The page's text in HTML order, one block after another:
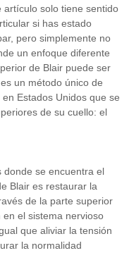
artículo solo tiene sentido
si has estado
pero simplemente no
un enfoque diferente
de Blair puede ser
un método único de
Estados Unidos que se
de su cuello: el
donde se encuentra el
Blair es restaurar la
de la parte superior
el sistema nervioso
que aliviar la tensión
la normalidad